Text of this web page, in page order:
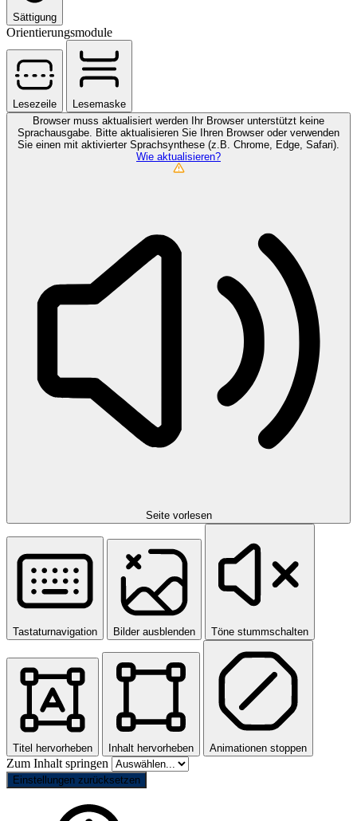
Sättigung
Orientierungsmodule
Lesezeile
Lesemaske
Browser muss aktualisiert werden
Ihr Browser unterstützt keine
Sprachausgabe. Bitte aktualisieren Sie Ihren Browser oder verwenden
Sie einen mit aktivierter Sprachsynthese (z.B. Chrome, Edge, Safari).
Wie aktualisieren?
Seite vorlesen
Tastaturnavigation Bilder ausblenden Töne stummschalten
Titel hervorheben Inhalt hervorheben Animationen stoppen
Zum Inhalt springen
Einstellungen zurücksetzen